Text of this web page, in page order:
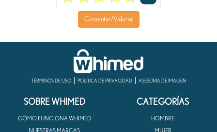
Comentar/Valorar
TÉRMINOS DE USO POLÍTICA DE PRIVACIDAD ASESORÍA DE IMAGEN
SOBRE WHIMED
CÓMO FUNCIONA WHIMED
NUESTRAS MARCAS
CATEGORÍAS
HOMBRE
MUJER